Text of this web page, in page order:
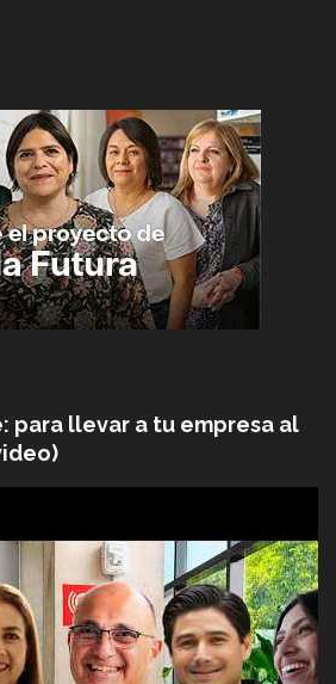
para llevar a tu empresa al